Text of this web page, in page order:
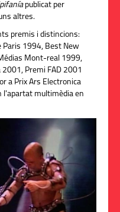
publicat per
altres.
premis i distincions:
Paris 1994, Best New
Mont-real 1999,
Premi FAD 2001
a Prix Ars Electronica
l'apartat multimèdia en